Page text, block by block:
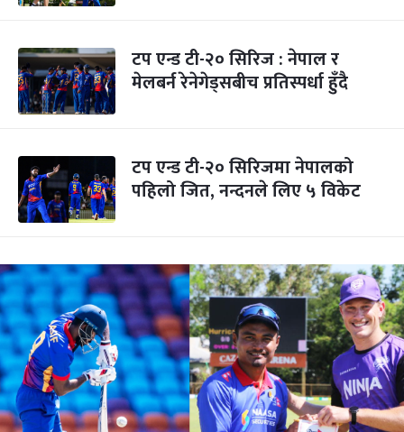
टप एन्ड टी-२० सिरिज : नेपाल र
मेलबर्न रेनेगेड्सबीच प्रतिस्पर्धा हुँदै
टप एन्ड टी-२० सिरिजमा नेपालको
पहिलो जित, नन्दनले लिए ५ विकेट